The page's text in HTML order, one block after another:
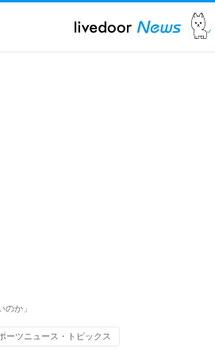
か」
ーツニュース・トピックス